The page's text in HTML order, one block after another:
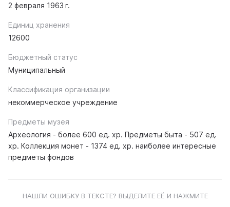
2 февраля 1963 г.
Единиц хранения
12600
Бюджетный статус
Муниципальный
Классификация организации
некоммерческое учреждение
Предметы музея
Археология - более 600 ед. хр. Предметы быта - 507 ед.
хр. Коллекция монет - 1374 ед. хр. наиболее интересные
предметы фондов
НАШЛИ ОШИБКУ В ТЕКСТЕ? ВЫДЕЛИТЕ ЕЁ И НАЖМИТЕ